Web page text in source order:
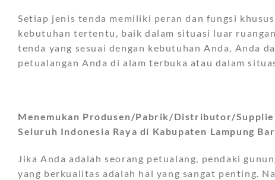
Setiap jenis tenda memiliki peran dan fungsi
kebutuhan tertentu, baik dalam situasi luar
tenda yang sesuai dengan kebutuhan Anda, Anda
petualangan Anda di alam terbuka atau dalam
Menemukan Produsen/Pabrik/Distributor/
Seluruh Indonesia Raya di Kabupaten Lampung
Jika Anda adalah seorang petualang, pendaki
yang berkualitas adalah hal yang sangat penting.